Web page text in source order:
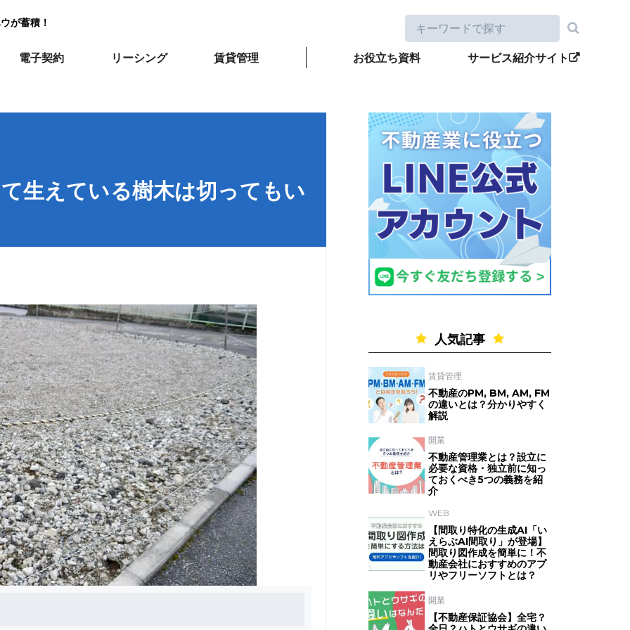
が蓄積！
電子契約 リーシング 賃貸管理 お役立ち資料 サービス紹介サイト
生えている樹木は切ってもい
人気記事
賃貸管理
不動産のPM, BM, AM, FM
の違いとは？分かりやすく
解説
開業
不動産管理業とは？設立に
必要な資格・独立前に知っ
ておくべき5つの義務を紹
介
WEB
【間取り特化の生成AI「い
えらぶAI間取り」が登場】
間取り図作成を簡単に！不
動産会社におすすめのアプ
リやフリーソフトとは？
開業
【不動産保証協会】全宅？